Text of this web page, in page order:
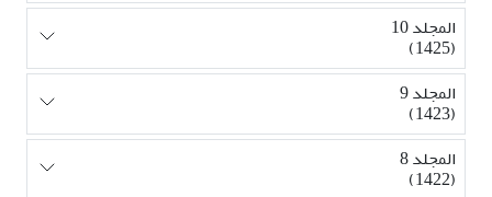
المجلد 10
(1425)
المجلد 9
(1423)
المجلد 8
(1422)